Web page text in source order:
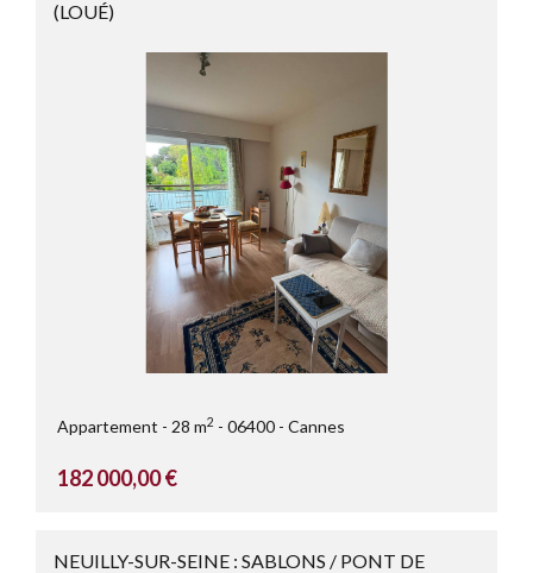
(LOUÉ)
Appartement 28 m2 06400 Cannes
182 000,00 €
NEUILLY-SUR-SEINE : SABLONS / PONT DE